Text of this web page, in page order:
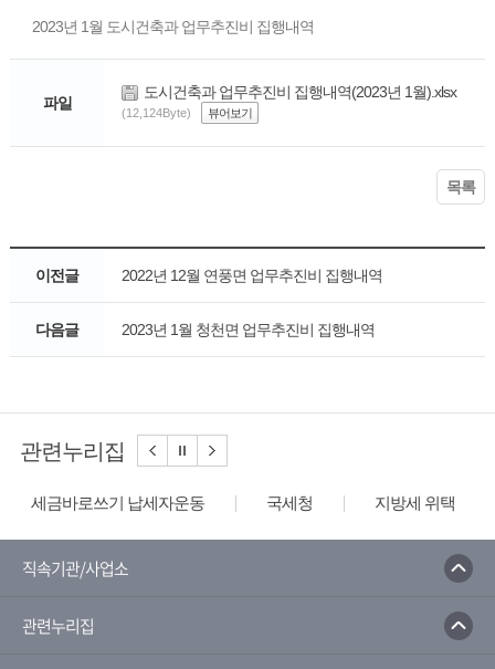
2023년 1월 도시건축과 업무추진비 집행내역
파일
도시건축과 업무추진비 집행내역(2023년 1월).xlsx
(12,124Byte) 뷰어보기
목록
이전글 2022년 12월 연풍면 업무추진비 집행내역
다음글 2023년 1월 청천면 업무추진비 집행내역
관련누리집
세금바로쓰기 납세자운동 국세청 지방세 위택스
직속기관/사업소
관련누리집